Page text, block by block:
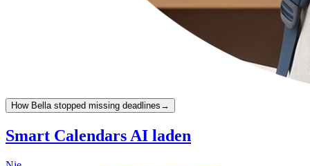
How Bella stopped missing deadlines →
Smart Calendars AI laden